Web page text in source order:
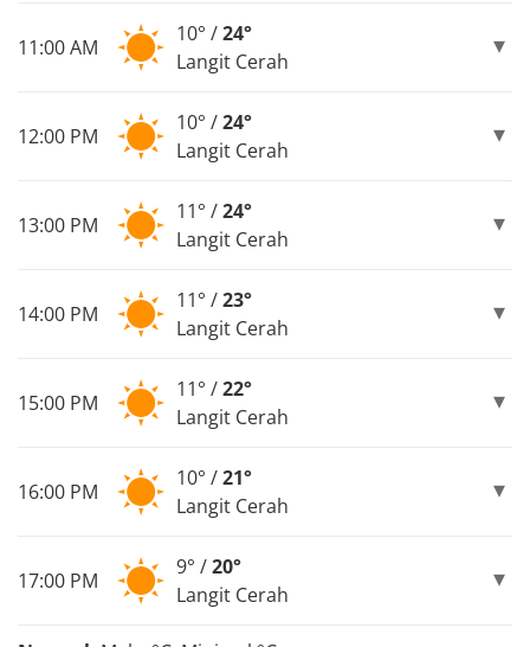
11:00 AM
10° /24°
Langit Cerah
12:00 PM
10° /24°
Langit Cerah
13:00 PM
11° /24°
Langit Cerah
14:00 PM
11° /23°
Langit Cerah
15:00 PM
11° /22°
Langit Cerah
16:00 PM
10° /21°
Langit Cerah
17:00 PM
9° /20°
Langit Cerah